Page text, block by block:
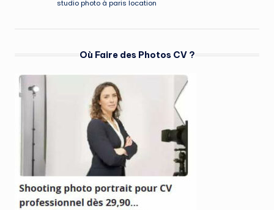
studio photo à paris location
Où Faire des Photos CV ?